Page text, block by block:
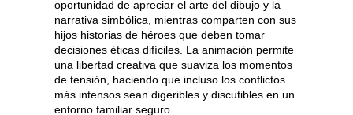
oportunidad de apreciar el arte del dibujo y la
narrativa simbólica, mientras comparten con sus
hijos historias de héroes que deben tomar
decisiones éticas difíciles. La animación permite
una libertad creativa que suaviza los momentos
de tensión, haciendo que incluso los conflictos
más intensos sean digeribles y discutibles en un
entorno familiar seguro.